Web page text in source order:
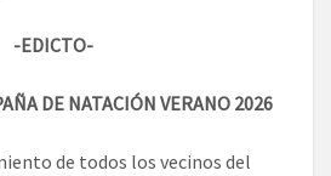
-EDICTO-
DE NATACIÓN VERANO 2026
de todos los vecinos del